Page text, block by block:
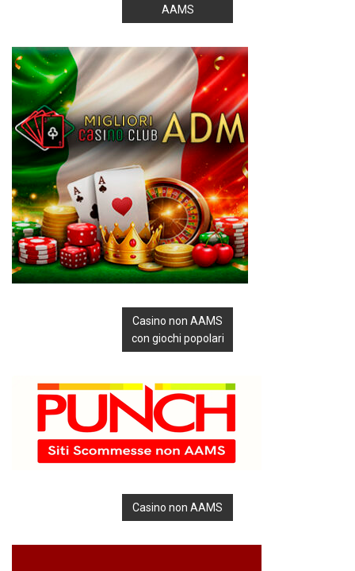
AAMS
Casino non AAMS
con giochi popolari
Casino non AAMS